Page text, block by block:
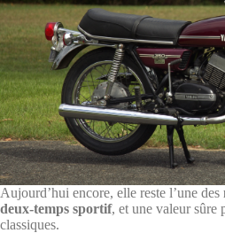
Aujourd’hui encore, elle reste l’une des
deux-temps sportif, et une valeur sûre
classiques.